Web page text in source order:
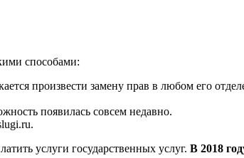
способами:
произвести замену прав в любом его
появилась совсем недавно.
услуги государственных услуг. В 2018